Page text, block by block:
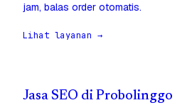
jam, balas order otomatis.
Lihat layanan →
Jasa SEO di Probolinggo